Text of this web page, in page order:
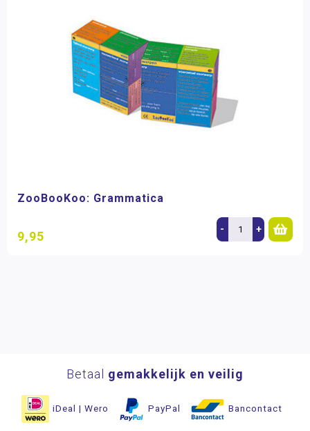
ZooBooKoo: Grammatica
9,95 - +
Betaal gemakkelijk en veilig
iDeal | Wero PayPal Bancontact